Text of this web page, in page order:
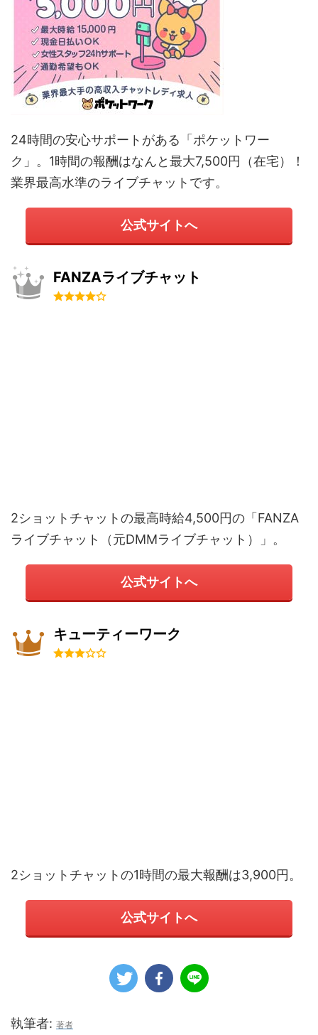
24時間の安心サポートがある「ポケットワー
ク」。1時間の報酬はなんと最大7,500円（在宅）！
業界最高水準のライブチャットです。
公式サイトへ
FANZAライブチャット
2ショットチャットの最高時給4,500円の「FANZA
ライブチャット（元DMMライブチャット）」。
公式サイトへ
キューティーワーク
2ショットチャットの1時間の最大報酬は3,900円。
公式サイトへ
執筆者: 著者